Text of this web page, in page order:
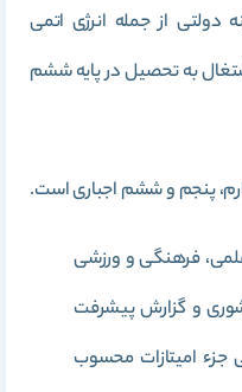
دولتی از جمله انرژی اتمی
به تحصیل در پایه ششم
پنجم و ششم اجباری است.
فرهنگی و ورزشی
و گزارش پیشرفت
جزء امیتازات محسوب